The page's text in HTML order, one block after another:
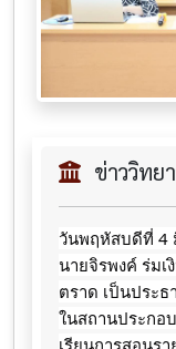
ข่าววิทย
วันพฤหัสบดีที่ 4
นายจิรพงค์ ร่มเ
ตราด เป็นประ
ในสถานประกอ
เรียนการสอนร